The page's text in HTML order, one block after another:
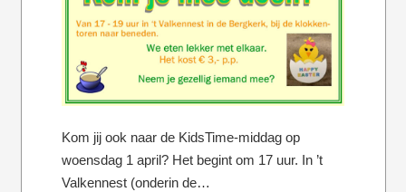
Kom jij ook naar de KidsTime-middag op
woensdag 1 april? Het begint om 17 uur. In ’t
Valkennest (onderin de…